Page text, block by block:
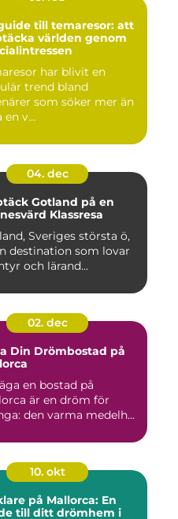
till temaresor: att
världen genom
har blivit en
trend bland
som söker mer än
en v...
04. dec
Gotland på en
Klassresa
Sveriges största ö,
destination som lovar
och lärand...
02. dec
Din Drömbostad på
en bostad på
är en dröm för
den varma medelh...
10. okt
på Mallorca: En
till ditt drömhem i